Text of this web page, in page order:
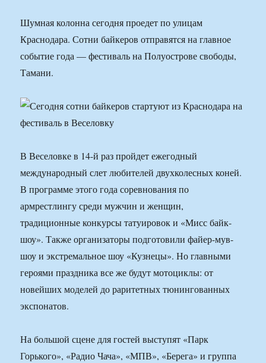
Шумная колонна сегодня проедет по улицам
Краснодара. Сотни байкеров отправятся на главное
событие года — фестиваль на Полуострове свободы,
Тамани.
В Веселовке в 14-й раз пройдет ежегодный
международный слет любителей двухколесных коней.
В программе этого года соревнования по
армрестлингу среди мужчин и женщин,
традиционные конкурсы татуировок и «Мисс байк-
шоу». Также организаторы подготовили файер-мув-
шоу и экстремальное шоу «Кузнецы». Но главными
героями праздника все же будут мотоциклы: от
новейших моделей до раритетных тюнингованных
экспонатов.
На большой сцене для гостей выступят «Парк
Горького», «Радио Чача», «МПВ», «Берега» и группа